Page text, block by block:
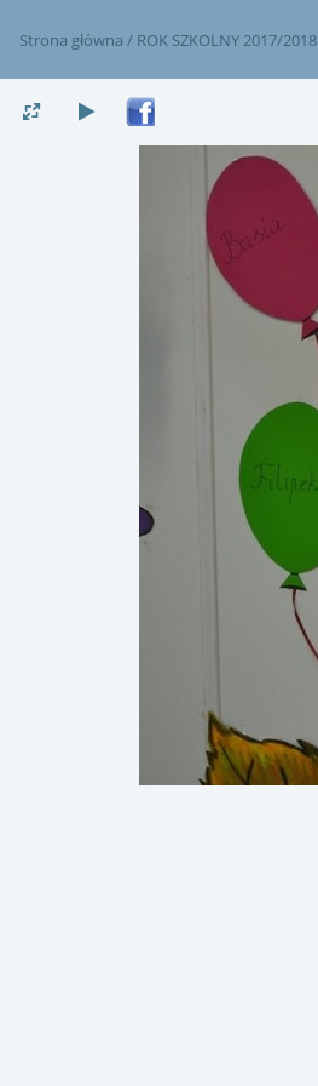
Strona główna / ROK SZKOLNY 2017/2018